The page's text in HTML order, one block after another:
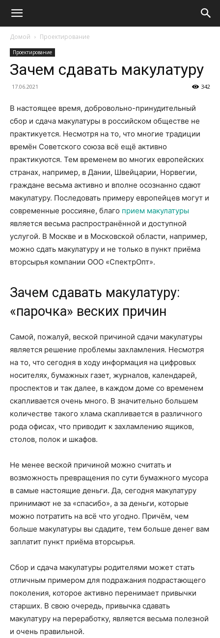
Домой Проектирование
Проектирование
Зачем сдавать макулатуру
17.06.2021 342
В настоящее время, добровольно-принудительный
сбор и сдача макулатуры в российском обществе не
практикуется. Несмотря на то, что многие традиции
времён Советского союза всё ещё активно
практикуются. Тем временем во многих европейских
странах, например, в Дании, Швейцарии, Норвегии,
граждане весьма активно и вполне осознанно сдают
макулатуру. Последовать примеру европейцев могут и
современные россияне, благо прием макулатуры
является весьма распространённой и доступной
услугой. В Москве и в Московской области, например,
можно сдать макулатуру и не только в пункт приёма
вторсырья компании ООО «СпектрОпт».
Зачем сдавать макулатуру:
«парочка» веских причин
Самой, пожалуй, веской причиной сдачи макулатуры
является решение проблемы захламления. Несмотря
на то, что сегодня в ходу информация на цифровых
носителях, бумажных газет, журналов, календарей,
проспектов и так далее, в каждом доме со временем
скапливается очень много. В значительно большем
количестве такого хлама скапливается в различного
рода офисах, что приводит к захламлению ящиков,
столов, полок и шкафов.
Не менее веской причиной можно считать и
возможность превращения по сути бумажного мусора
в самые настоящие деньги. Да, сегодня макулатуру
принимают не за «спасибо», а за деньги, которые
можно потратить на всё что угодно. Причём, чем
больше макулатуры вы сдадите, тем больше денег вам
заплатит пункт приёма вторсырья.
Сбор и сдача макулатуры родителями может стать
отличным примером для подражания подрастающего
поколения, которое активно перенимает привычки
старших. В свою очередь, привычка сдавать
макулатуру на переработку, является весьма полезной
и очень правильной.